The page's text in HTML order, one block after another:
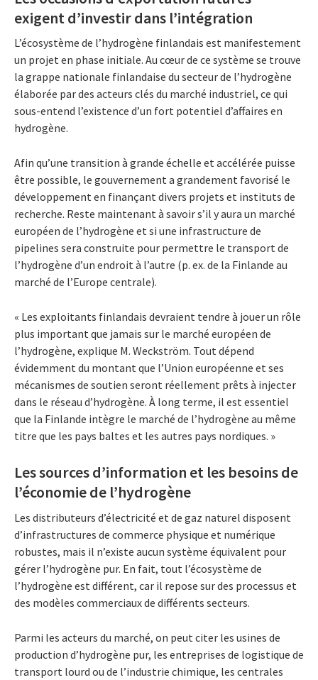
exigent d’investir dans l’intégration
L’écosystème de l’hydrogène finlandais est manifestement
un projet en phase initiale. Au cœur de ce système se trouve
la grappe nationale finlandaise du secteur de l’hydrogène
élaborée par des acteurs clés du marché industriel, ce qui
sous-entend l’existence d’un fort potentiel d’affaires en
hydrogène.
Afin qu’une transition à grande échelle et accélérée puisse
être possible, le gouvernement a grandement favorisé le
développement en finançant divers projets et instituts de
recherche. Reste maintenant à savoir s’il y aura un marché
européen de l’hydrogène et si une infrastructure de
pipelines sera construite pour permettre le transport de
l’hydrogène d’un endroit à l’autre (p. ex. de la Finlande au
marché de l’Europe centrale).
« Les exploitants finlandais devraient tendre à jouer un rôle
plus important que jamais sur le marché européen de
l’hydrogène, explique M. Weckström. Tout dépend
évidemment du montant que l’Union européenne et ses
mécanismes de soutien seront réellement prêts à injecter
dans le réseau d’hydrogène. À long terme, il est essentiel
que la Finlande intègre le marché de l’hydrogène au même
titre que les pays baltes et les autres pays nordiques. »
Les sources d’information et les besoins de
l’économie de l’hydrogène
Les distributeurs d’électricité et de gaz naturel disposent
d’infrastructures de commerce physique et numérique
robustes, mais il n’existe aucun système équivalent pour
gérer l’hydrogène pur. En fait, tout l’écosystème de
l’hydrogène est différent, car il repose sur des processus et
des modèles commerciaux de différents secteurs.
Parmi les acteurs du marché, on peut citer les usines de
production d’hydrogène pur, les entreprises de logistique de
transport lourd ou de l’industrie chimique, les centrales